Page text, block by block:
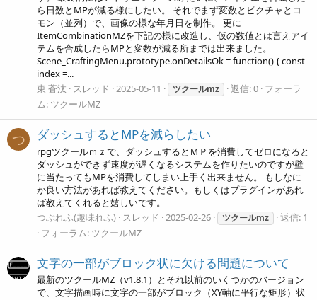
ら日数とMPが減る様にしたい。 それでまず変数とピクチャとコ
モン（並列）で、画像の様な年月日を制作。 更に
ItemCombinationMZを下記の様に改造し、仮の数値とは言えアイ
テムを合成したらMPと変数が減る所までは出来ました。
Scene_CraftingMenu.prototype.onDetailsOk = function() { const
index =...
東 蒼汰
スレッド 2025-05-11 ツクールmz 返信: 0 フォーラ
ム: ツクールMZ
つ ダッシュするとMPを減らしたい
rpgツクールｍｚで、ダッシュするとＭＰを消費してゼロになると
ダッシュができず速度が遅くなるシステムを作りたいのですが壁
に当たってもMPを消費してしまい上手く出来ません。 もしなに
か良い方法があれば教えてください。もしくはプラグインがあれ
ば教えてくれると嬉しいです。
つぶれふ(趣味れふ) スレッド 2025-02-26 ツクールmz
返信: 1
フォーラム: ツクールMZ
文字の一部がブロック状に欠ける問題について
最新のツクールMZ（v1.8.1）とそれ以前のいくつかのバージョン
で、文字描画時に文字の一部がブロック（XY軸に平行な矩形）状